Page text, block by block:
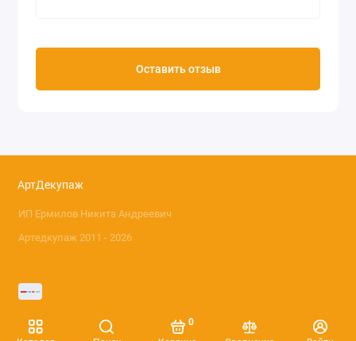
0
Оставить отзыв
АртДекупаж
ИП Ермилов Никита Андреевич
Артедкупаж 2011 - 2026